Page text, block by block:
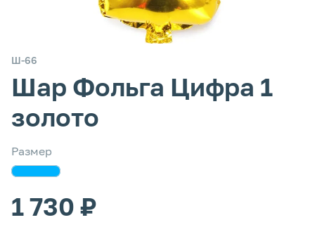
Ш-66
Шар Фольга Цифра 1
золото
Размер
1 730 ₽